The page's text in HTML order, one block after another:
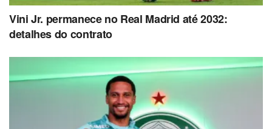
Vini Jr. permanece no Real Madrid até 2032:
detalhes do contrato